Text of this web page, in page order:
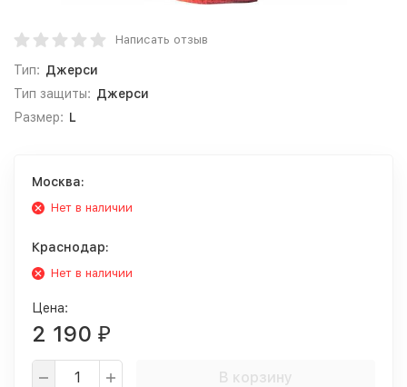
Написать отзыв
Тип: Джерси
Тип защиты: Джерси
Размер: L
Москва:
Нет в наличии
Краснодар:
Нет в наличии
Цена:
2 190 ₽
В корзину